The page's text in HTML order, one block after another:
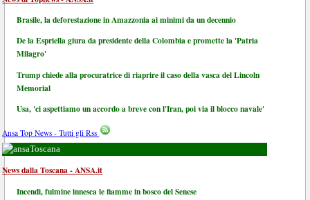
Brasile, la deforestazione in Amazzonia ai minimi da un decennio
De la Espriella giura da presidente della Colombia e promette la 'Patria
Milagro'
Trump chiede alla procuratrice di riaprire il caso della vasca del Lincoln
Memorial
Usa, 'ci aspettiamo un accordo a breve con l'Iran, poi via il blocco navale'
Ansa Top News - Tutti gli Rss
Toscana
News dalla Toscana - ANSA.it
Incendi, fulmine innesca le fiamme in bosco del Senese